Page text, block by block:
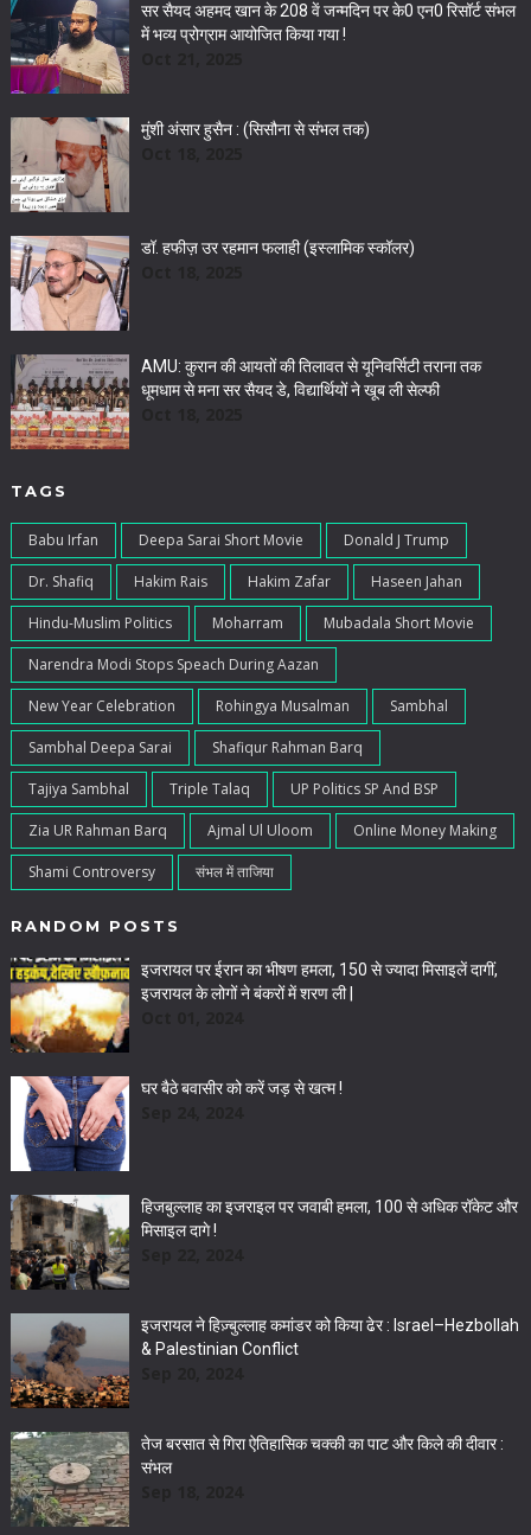
सर सैयद अहमद खान के 208 वें जन्मदिन पर के0 एन0 रिसॉर्ट संभल
में भव्य प्रोग्राम आयोजित किया गया !
मुंशी अंसार हुसैन : (सिसौना से संभल तक)
डॉ. हफीज़ उर रहमान फलाही (इस्लामिक स्कॉलर)
AMU: कुरान की आयतों की तिलावत से यूनिवर्सिटी तराना तक
धूमधाम से मना सर सैयद डे, विद्यार्थियों ने खूब ली सेल्फी
TAGS
Babu Irfan Deepa Sarai Short Movie Donald J Trump
Dr. Shafiq Hakim Rais Hakim Zafar Haseen Jahan
Hindu-Muslim Politics Moharram Mubadala Short Movie
Narendra Modi Stops Speach During Aazan
New Year Celebration Rohingya Musalman Sambhal
Sambhal Deepa Sarai Shafiqur Rahman Barq
Tajiya Sambhal Triple Talaq UP Politics SP And BSP
Zia UR Rahman Barq Ajmal Ul Uloom Online Money Making
Shami Controversy संभल में ताजिया
RANDOM POSTS
इजरायल पर ईरान का भीषण हमला, 150 से ज्यादा मिसाइलें दागीं,
इजरायल के लोगों ने बंकरों में शरण ली |
घर बैठे बवासीर को करें जड़ से खत्म !
हिजबुल्लाह का इजराइल पर जवाबी हमला, 100 से अधिक रॉकेट और
मिसाइल दागे !
इजरायल ने हिज़्बुल्लाह कमांडर को किया ढेर : Israel–Hezbollah
& Palestinian Conflict
तेज बरसात से गिरा ऐतिहासिक चक्की का पाट और किले की दीवार :
संभल